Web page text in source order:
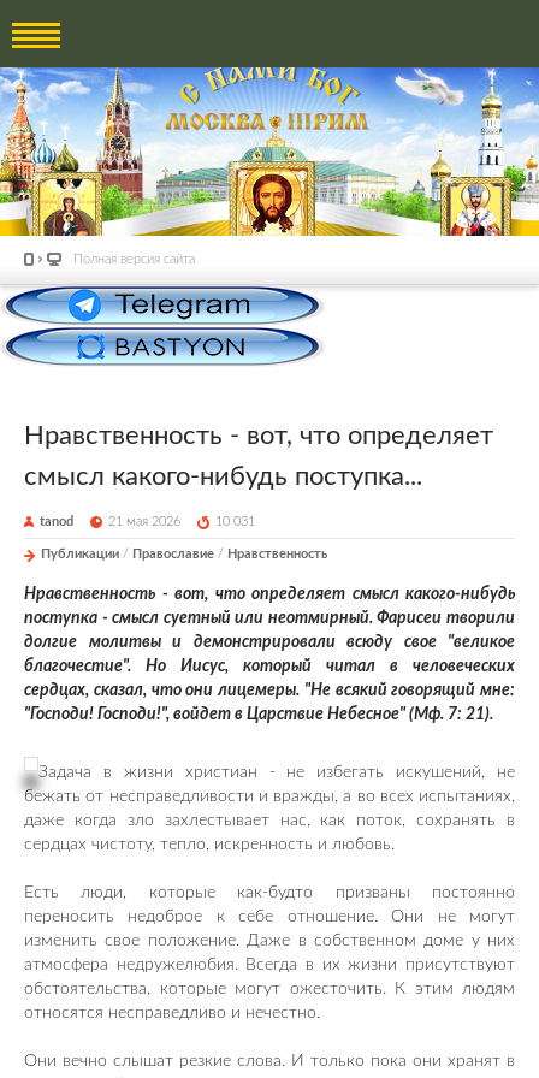
Полная версия сайта
Нравственность - вот, что определяет
смысл какого-нибудь поступка...
tanod 21 мая 2026 10 031
Публикации / Православие / Нравственность
Нравственность - вот, что определяет смысл какого-нибудь
поступка - смысл суетный или неотмирный. Фарисеи творили
долгие молитвы и демонстрировали всюду свое "великое
благочестие". Но Иисус, который читал в человеческих
сердцах, сказал, что они лицемеры. "Не всякий говорящий мне:
"Господи! Господи!", войдет в Царствие Небесное" (Мф. 7: 21).
Задача в жизни христиан - не избегать искушений, не
бежать от несправедливости и вражды, а во всех испытаниях,
даже когда зло захлестывает нас, как поток, сохранять в
сердцах чистоту, тепло, искренность и любовь.
Есть люди, которые как-будто призваны постоянно
переносить недоброе к себе отношение. Они не могут
изменить свое положение. Даже в собственном доме у них
атмосфера недружелюбия. Всегда в их жизни присутствуют
обстоятельства, которые могут ожесточить. К этим людям
относятся несправедливо и нечестно.
Они вечно слышат резкие слова. И только пока они хранят в